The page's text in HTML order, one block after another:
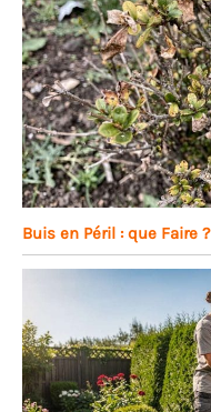
Buis en Péril : que Faire ?